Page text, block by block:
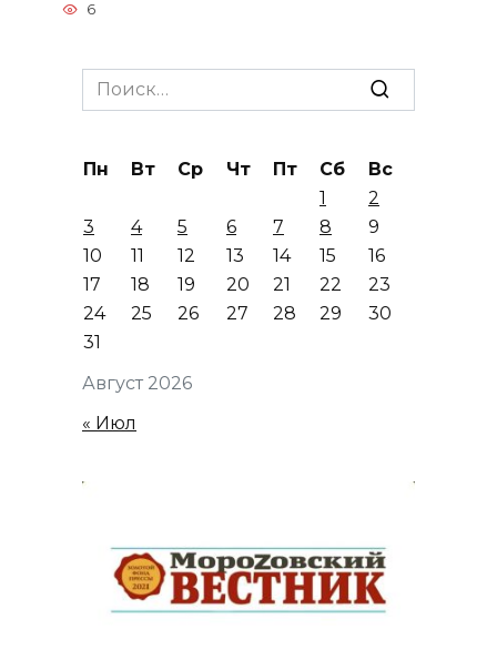
6
Search
for:
Август 2026
Пн Вт Ср Чт Пт Сб
Вс
1
2
3
4 5 6 7 8
9
10
11 12 13 14 15
16
17
18 19 20 21 22
23
24
25 26 27 28 29
30
31
« Июл